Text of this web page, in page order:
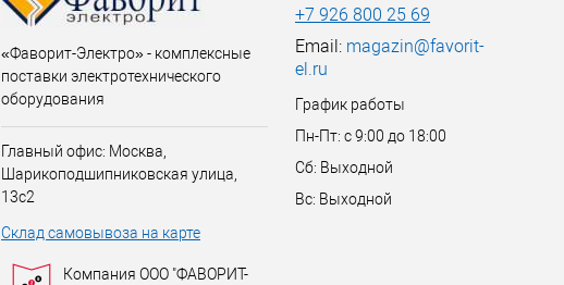
«Фаворит-Электро» - комплексные
поставки электротехнического
оборудования
Главный офис: Москва,
Шарикоподшипниковская улица,
13с2
Склад самовывоза на карте
Компания ООО "ФАВОРИТ-
+7 926 800 25 69
Email: magazin@favorit-
el.ru
График работы
Пн-Пт: с 9:00 до 18:00
Сб: Выходной
Вс: Выходной